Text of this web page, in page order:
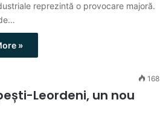
reprezintă o provocare majoră.
»
168
Leordeni, un nou